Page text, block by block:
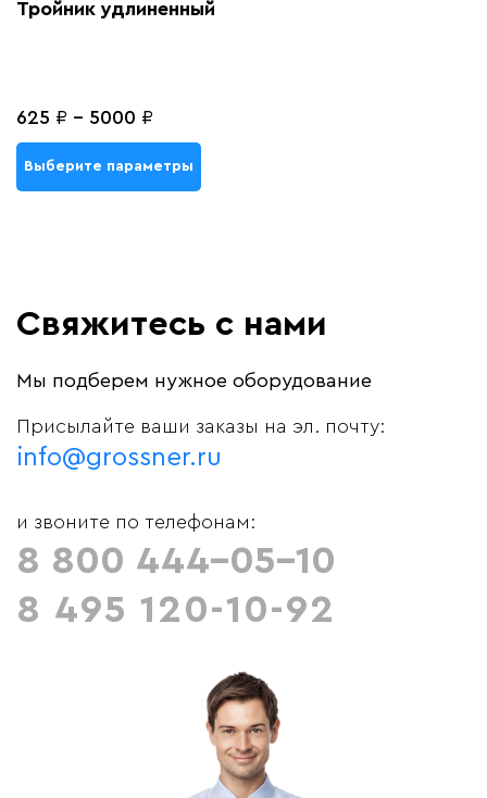
Тройник удлиненный
625 ₽ - 5000 ₽
Выберите параметры
Свяжитесь с нами
Мы подберем нужное оборудование
Присылайте ваши заказы на эл. почту:
info@grossner.ru
и звоните по телефонам:
8 800 444-05-10
8 495 120-10-92